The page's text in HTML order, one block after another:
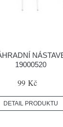
19000520
99 Kč
DETAIL PRODUKTU